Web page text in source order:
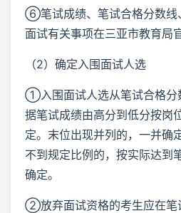
⑥笔试成绩、笔试合格分数线
面试有关事项在三亚市教育局
（2）确定入围面试人选
①入围面试人选从笔试合格分
据笔试成绩由高分到低分按岗
定。末位出现并列的，一并确
不到规定比例的，按实际达到
确定。
②放弃面试资格的考生应在笔